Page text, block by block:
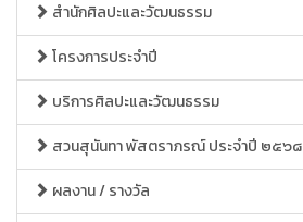
สำนักศิลปะและวัฒนธรรม
โครงการประจำปี
บริการศิลปะและวัฒนธรรม
สวนสุนันทา พัสตราภรณ์ ประจำปี ๒๕๖๘
ผลงาน / รางวัล